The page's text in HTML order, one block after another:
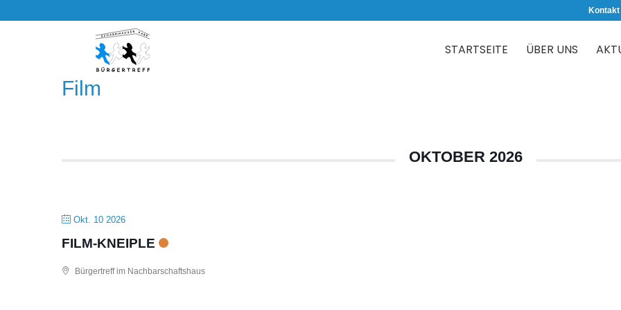
Kontakt
STARTSEITE ÜBER UNS
Film
OKTOBER 2026
Okt. 10 2026
FILM-KNEIPLE
Bürgertreff im Nachbarschaftshaus